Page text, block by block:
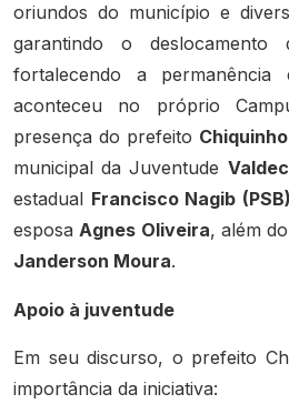
oriundos do município e
garantindo o
fortalecendo a permanência
aconteceu no próprio
presença do prefeito
municipal da Juventude
estadual Francisco Nagib (PSB)
esposaAgnes Oliveira, além
Janderson Moura.
Apoio à juventude
Em seu discurso, o prefeito
importância da iniciativa: